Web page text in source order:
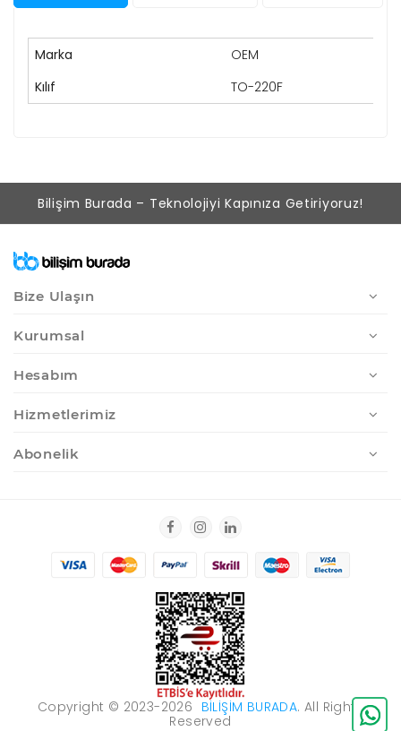
Marka
OEM
Kılıf
TO-220F
Bilişim Burada – Teknolojiyi Kapınıza Getiriyoruz!
Bize Ulaşın
Kurumsal
Hesabım
Hizmetlerimiz
Abonelik
Copyright © 2023-2026 BILIŞIM BURADA. All Rights
Reserved